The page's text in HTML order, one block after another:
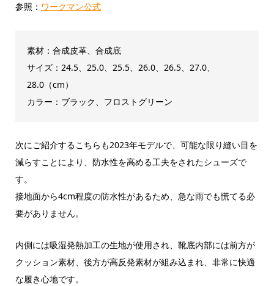
参照： ワークマン公式
素材：合成皮革、合成底
サイズ：24.5、25.0、25.5、26.0、26.5、27.0、
28.0（cm）
カラー：ブラック、フロストグリーン
次にご紹介するこちらも2023年モデルで、可能な限り縫い目を
減らすことにより、防水性を高める工夫をされたシューズで
す。
接地面から4cm程度の防水性があるため、急な雨でも慌てる必
要がありません。
内側には吸湿発熱加工の生地が使用され、靴底内部には前方が
クッション素材、後方が高反発素材が組み込まれ、非常に快適
な履き心地です。